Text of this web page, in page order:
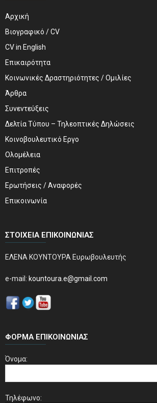
Αρχική
Βιογραφικό / CV
CV in English
Επικαιρότητα
Κοινωνικές Δραστηριότητες / Ομιλίες
Άρθρα
Συνεντεύξεις
Δελτία Τύπου – Τηλεοπτικές Δηλώσεις
Κοινοβουλευτικό Εργο
Ολομέλεια
Επιτροπές
Ερωτήσεις / Αναφορές
Επικοινωνία
ΣΤΟΙΧΕΊΑ ΕΠΙΚΟΙΝΩΝΊΑΣ
ΕΛΕΝΑ ΚΟΥΝΤΟΥΡΑ Ευρωβουλευτής
e-mail: kountoura.e@gmail.com
ΦΌΡΜΑ ΕΠΙΚΟΙΝΩΝΊΑΣ
Όνομα:
Τηλέφωνο: